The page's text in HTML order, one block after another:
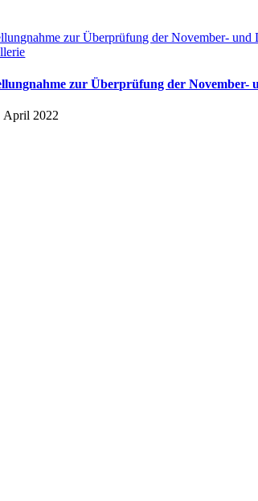
zur Überprüfung der November-
zur Überprüfung der November-
April 2022